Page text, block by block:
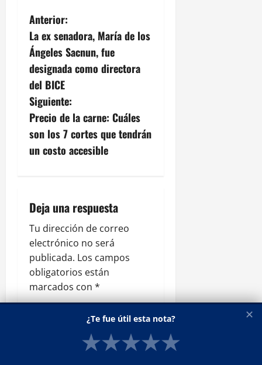
N
a
v
e
g
a
ó
n
d
e
Anterior:
La ex senadora, María de los
Ángeles Sacnun, fue
designada como directora
del BICE
Siguiente:
Precio de la carne: Cuáles
son los 7 cortes que tendrán
un costo accesible
Deja una respuesta
Tu dirección de correo
electrónico no será
publicada. Los campos
obligatorios están
marcados con *
Comentario* ✕
¿Te fue útil esta nota?
★★★★★